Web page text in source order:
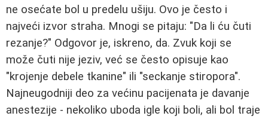
ne osećate bol u predelu ušiju. Ovo je često i
najveći izvor straha. Mnogi se pitaju: "Da li ću čuti
rezanje?" Odgovor je, iskreno, da. Zvuk koji se
može čuti nije jeziv, već se često opisuje kao
"krojenje debele tkanine" ili "seckanje stiropora".
Najneugodniji deo za većinu pacijenata je davanje
anestezije - nekoliko uboda igle koji boli, ali bol traje